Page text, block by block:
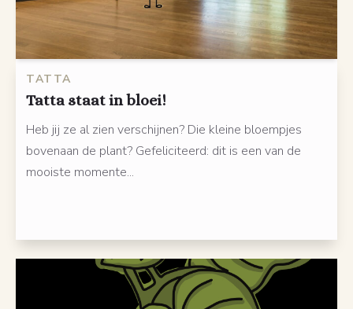
TATTA
Tatta staat in bloei!
Heb jij ze al zien verschijnen? Die kleine bloempjes
bovenaan de plant? Gefeliciteerd: dit is een van de
mooiste momente...